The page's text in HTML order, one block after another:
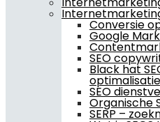
Conversie
Google
SEO
Black hat
SEO
Organische
SERP –